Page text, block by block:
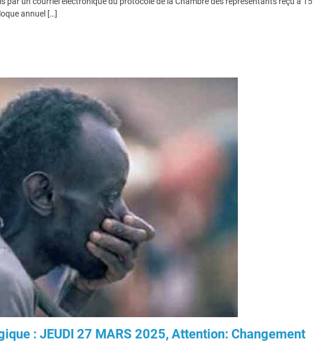
annuel […]
: JEUDI 27 MARS 2025, Attention: Changement